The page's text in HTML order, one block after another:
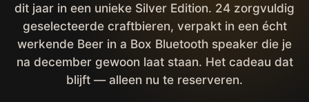
dit jaar in een unieke Silver Edition. 24 zorgvuldig
geselecteerde craftbieren, verpakt in een écht
werkende Beer in a Box Bluetooth speaker die je
na december gewoon laat staan. Het cadeau dat
blijft — alleen nu te reserveren.